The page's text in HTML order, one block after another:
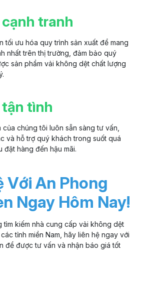
cạnh tranh
tối ưu hóa quy trình sản xuất để mang
nhất trên thị trường, đảm bảo quý
sản phẩm vải không dệt chất lượng
tận tình
chúng tôi luôn sẵn sàng tư vấn,
và hỗ trợ quý khách trong suốt quá
đặt hàng đến hậu mãi.
Với An Phong
Ngay Hôm Nay!
tìm kiếm nhà cung cấp vải không dệt
tỉnh miền Nam, hãy liên hệ ngay với
để được tư vấn và nhận báo giá tốt